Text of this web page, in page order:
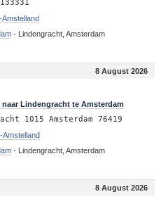
- Lindengracht, Amsterdam
8 August 2026
Lindengracht te Amsterdam
1015 Amsterdam 76419
- Lindengracht, Amsterdam
8 August 2026